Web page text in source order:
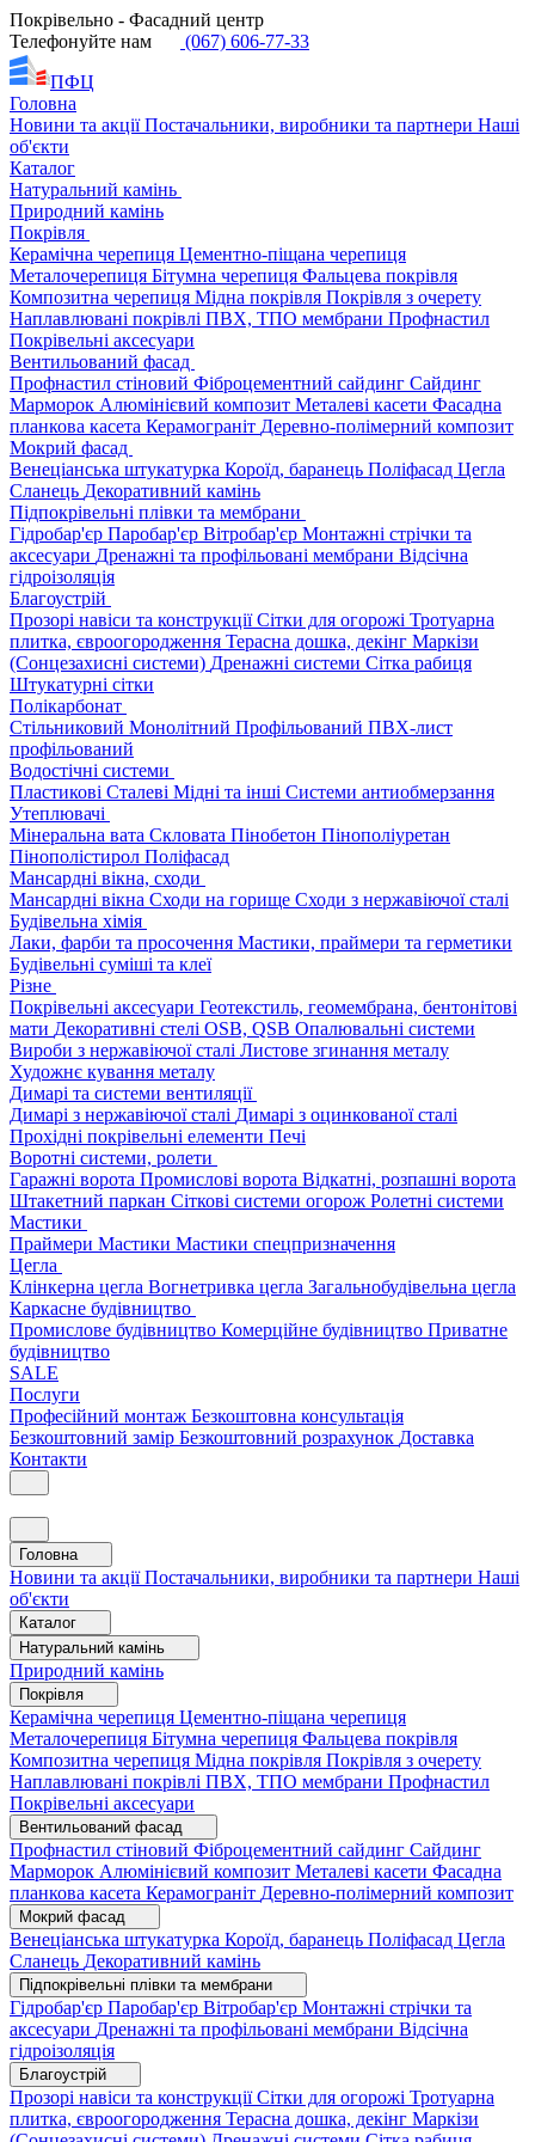
Покрівельно - Фасадний центр
Телефонуйте нам
(067) 606-77-33
ПФЦ
Головна
Новини та акціїПостачальники, виробники та партнери Наші
об'єкти
Каталог
Натуральний камінь
Природний камінь
Покрівля
Керамічна черепиця Цементно-піщана черепиця
Металочерепиця Бітумна черепиця Фальцева покрівля
Композитна черепиця Мідна покрівля Покрівля з очерету
Наплавлювані покрівлі ПВХ, ТПО мембрани Профнастил
Покрівельні аксесуари
Вентильований фасад
Профнастил стіновий Фіброцементний сайдинг Сайдинг
Марморок Алюмінієвий композит Металеві касети Фасадна
планкова касета Керамограніт Деревно-полімерний композит
Мокрий фасад
Венеціанська штукатурка Короїд, баранець Поліфасад Цегла
Сланець Декоративний камінь
Підпокрівельні плівки та мембрани
Гідробар'єр Паробар'єр Вітробар'єр Монтажні стрічки та
аксесуари Дренажні та профільовані мембрани Відсічна
гідроізоляція
Благоустрій
Прозорі навіси та конструкціїСітки для огорожі Тротуарна
плитка, євроогородження Терасна дошка, декінг Маркізи
(Сонцезахисні системи) Дренажні системи Сітка рабиця
Штукатурні сітки
Полікарбонат
Стільниковий Монолітний Профільований ПВХ-лист
профільований
Водостічні системи
Пластикові Сталеві Мідні та інші Системи антиобмерзання
Утеплювачі
Мінеральна вата Скловата Пінобетон Пінополіуретан
Пінополістирол Поліфасад
Мансардні вікна, сходи
Мансардні вікна Сходи на горище Сходи з нержавіючої сталі
Будівельна хімія
Лаки, фарби та просочення Мастики, праймери та герметики
Будівельні суміші та клеї
Різне
Покрівельні аксесуари Геотекстиль, геомембрана, бентонітові
мати Декоративні стелі OSB, QSB Опалювальні системи
Вироби з нержавіючої сталі Листове згинання металу
Художнє кування металу
Димарі та системи вентиляції
Димарі з нержавіючої сталі Димарі з оцинкованої сталі
Прохідні покрівельні елементи Печі
Воротні системи, ролети
Гаражні ворота Промислові ворота Відкатні, розпашні ворота
Штакетний паркан Сіткові системи огорож Ролетні системи
Мастики
Праймери Мастики Мастики спецпризначення
Цегла
Клінкерна цегла Вогнетривка цегла Загальнобудівельна цегла
Каркасне будівництво
Промислове будівництво Комерційне будівництво Приватне
будівництво
SALE
Послуги
Професійний монтаж Безкоштовна консультація
Безкоштовний замір Безкоштовний розрахунок Доставка
Контакти
Головна
Новини та акціїПостачальники, виробники та партнери Наші
об'єкти
Каталог
Натуральний камінь
Природний камінь
Покрівля
Керамічна черепиця Цементно-піщана черепиця
Металочерепиця Бітумна черепиця Фальцева покрівля
Композитна черепиця Мідна покрівля Покрівля з очерету
Наплавлювані покрівлі ПВХ, ТПО мембрани Профнастил
Покрівельні аксесуари
Вентильований фасад
Профнастил стіновий Фіброцементний сайдинг Сайдинг
Марморок Алюмінієвий композит Металеві касети Фасадна
планкова касета Керамограніт Деревно-полімерний композит
Мокрий фасад
Венеціанська штукатурка Короїд, баранець Поліфасад Цегла
Сланець Декоративний камінь
Підпокрівельні плівки та мембрани
Гідробар'єр Паробар'єр Вітробар'єр Монтажні стрічки та
аксесуари Дренажні та профільовані мембрани Відсічна
гідроізоляція
Благоустрій
Прозорі навіси та конструкціїСітки для огорожі Тротуарна
плитка, євроогородження Терасна дошка, декінг Маркізи